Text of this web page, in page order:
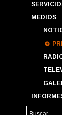
MEDIOS